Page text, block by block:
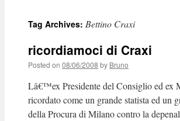
content
Tag Archives: Bettino Craxi
ricordiamoci di Craxi
Posted on 08/06/2008 by Bruno
Lâ€™ex Presidente del Consiglio ed ex
ricordato come un grande statista ed
della Procura di Milano contro la